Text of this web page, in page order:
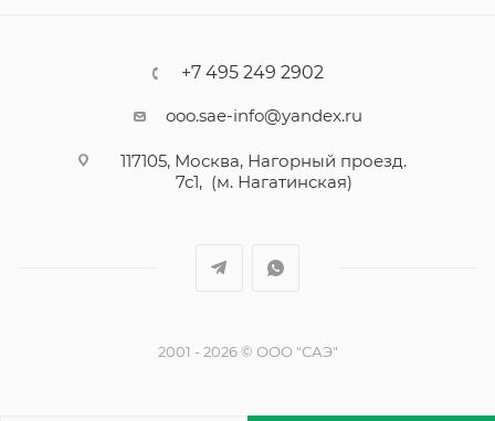
+7 495 249 2902
ooo.sae-info@yandex.ru
117105, Москва, Нагорный проезд.
7с1, (м. Нагатинская)
2001 - 2026 © ООО "САЭ"